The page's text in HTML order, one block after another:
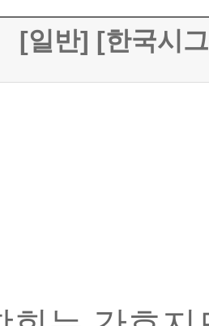
[일반] [한국시